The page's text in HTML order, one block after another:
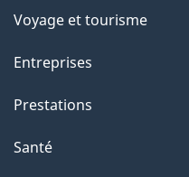
a
g
"
Voyage et tourisme
Entreprises
Prestations
Santé